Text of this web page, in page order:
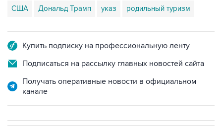
США Дональд Трамп указ родильный туризм
Купить подписку на профессиональную ленту
Подписаться на рассылку главных новостей сайта
Получать оперативные новости в официальном
канале